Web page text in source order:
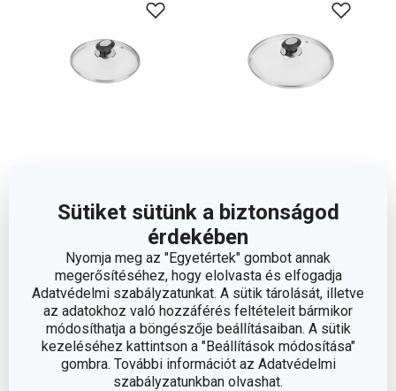
Sütiket sütünk a biztonságod
érdekében
Nyomja meg az "Egyetértek" gombot annak
megerősítéséhez, hogy elolvasta és elfogadja
Adatvédelmi szabályzatunkat. A sütik tárolását, illetve
az adatokhoz való hozzáférés feltételeit bármikor
módosíthatja a böngészője beállításaiban. A sütik
kezeléséhez kattintson a "Beállítások módosítása"
gombra. További információt az Adatvédelmi
szabályzatunkban olvashat.
A webáruházban nem elérhető
Nem elérhető a márkaboltban
Termékfigyelő
6 610 Ft
A webáruházban nem elérhető
Nem elérhető a márkaboltban
Termékfigyelő